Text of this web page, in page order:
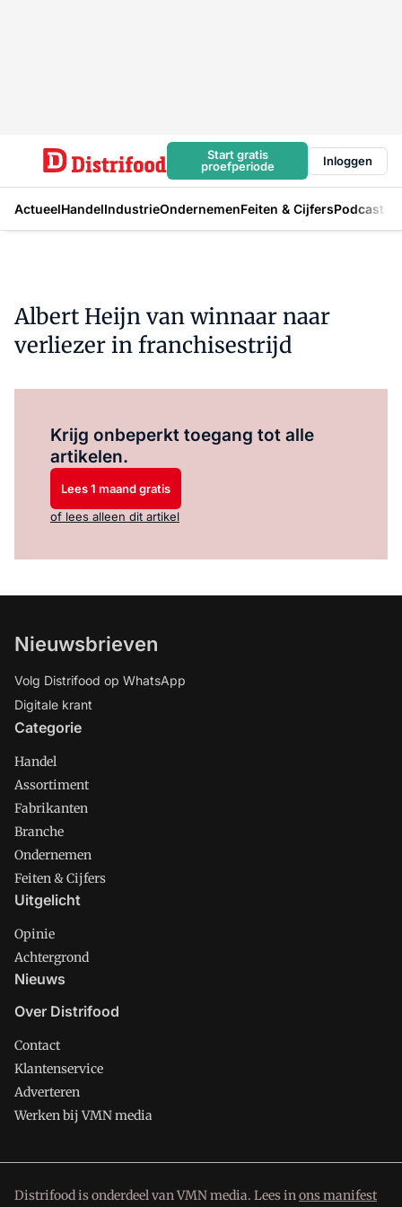
Start gratis
proefperiode
Inloggen
ActueelHandelIndustrieOndernemenFeiten & CijfersPodcast
Albert Heijn van winnaar naar
verliezer in franchisestrijd
Krijg onbeperkt toegang tot alle
artikelen.
Lees 1 maand gratis
of lees alleen dit artikel
Nieuwsbrieven
Volg Distrifood op WhatsApp
Digitale krant
Categorie
Handel
Assortiment
Fabrikanten
Branche
Ondernemen
Feiten & Cijfers
Uitgelicht
Opinie
Achtergrond
Nieuws
Over Distrifood
Contact
Klantenservice
Adverteren
Werken bij VMN media
Distrifood is onderdeel van VMN media. Lees inons manifest